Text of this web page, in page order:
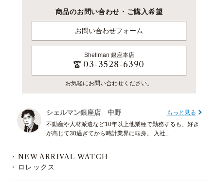
商品のお問い合わせ・ご購入希望
お問い合わせフォーム
Shellman 銀座本店
03-3528-6390
お気軽にお問い合わせください。
シェルマン銀座店 中野
もっと見る
不動産や人材派遣など10年以上他業種で勤務するも、好き
が高じて30過ぎてから時計業界に転身。 入社...
NEW ARRIVAL WATCH
ロレックス